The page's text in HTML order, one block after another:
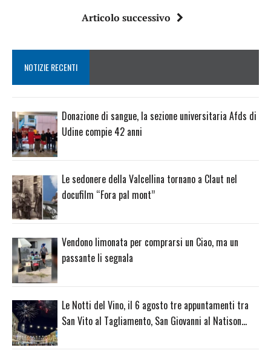
Articolo successivo
NOTIZIE RECENTI
Donazione di sangue, la sezione universitaria Afds di
Udine compie 42 anni
Le sedonere della Valcellina tornano a Claut nel
docufilm “Fora pal mont”
Vendono limonata per comprarsi un Ciao, ma un
passante li segnala
Le Notti del Vino, il 6 agosto tre appuntamenti tra
San Vito al Tagliamento, San Giovanni al Natison…